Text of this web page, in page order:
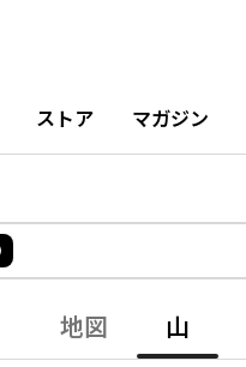
ストア マガジン
地図 山